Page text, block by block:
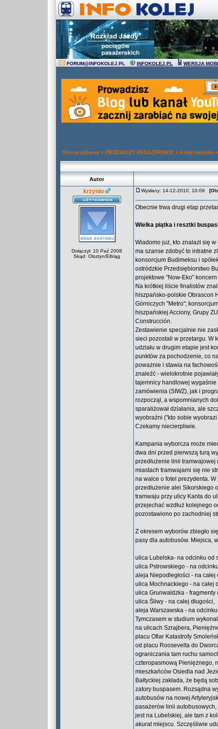
FORUM@INFOKOLEJ.PL INFOKOLEJ.PL WERSJA
Strona główna » PRZEWOZY PASAŻERSKIE » Kolej miejska
Autor
krzynio
Dołączył: 10 Paź 2008
Skąd: Olsztyn/Elbląg
Wysłany: 14-12-2010, 10:09
Obecnie trwa drugi etap
Wielka piątka i resztki
Wiadomo już, kto znalazł się
ma szanse zdobyć to intratne
konsorcjum Budimeksu i
ostródzkie Przedsiębiorstwo
projektowe "Now-Eko"
Na krótkiej liście finalistów
hiszpańsko-polskie Obrascon
Górniczych "Metro";
hiszpańskiej Acciony, Grupy
Construcción.
Zestawienie specjalnie nie
sieci pozostali w przetargu. W
udziału w drugim etapie jest
punktów za pochodzenie, co
poważnie i stawia na
znaleźć - wielokrotnie
tajemnicy handlowej
zamówienia (SIWZ), jak i
rozpoczął, a wspomnianych
sparaliżował działania, ale
wyobraźni ("kto sobie
Czekamy niecierpliwie.
Kampania wyborcza może
dwa dni przed pierwszą turą
przedłużenie linii tramwajowej
miastach tramwajami się nie
na walce o fotel prezydenta.
przedłużenie alei Sikorskiego
tramwaju przy ulicy Kanta do
przejechać wzdłuż kolejnego
pozostawiono po zachodniej
Z okresem wyborów zbiegło
pasy dla autobusów. Miejsca,
ulica Lubelska- na odcinku od
ulica Pstrowskiego - na
aleja Niepodległości - na całej
ulica Mochnackiego - na całej
ulica Grunwaldzka - fragmenty
ulica Śliwy - na całej długości,
aleja Warszawska - na
Tymczasem w studium
na ulicach Szrajbera,
placu Ofiar Katastrofy
od placu Roosevelta do
ograniczania tam ruchu
czteropasmową Pieniężnego,
mieszkańców Osiedla nad
Bałtyckiej zakłada, że będą
zatory buspasem. Rozsądna
autobusów na nowej
pasażerów linii
jest na Lubelskiej, ale tam z
akurat miejscu. Szczęśliwie